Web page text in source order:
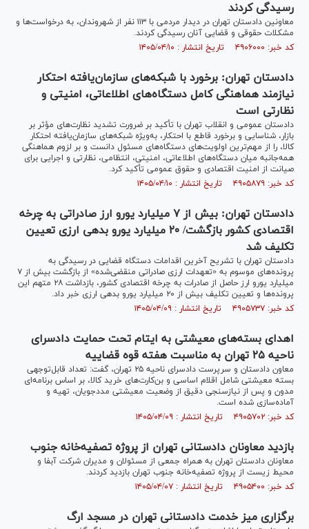
رسیدگی کردند
معاونین دادستان تهران در دیدار مردمی با ۱۱۳ نفر از شهروندان، به درخواست‌ها و
مشکلات حقوقی و قضایی آنان رسیدگی کردند.
کد خبر: ۴۹۰۶۰۰۰ تاریخ انتشار : ۱۴۰۵/۰۴/۱۰
دادستان تهران: برخورد با شبکه‌های سازمان‌یافته احتکار
نیازمند هماهنگی کامل دستگاه‌های اطلاعاتی، امنیتی و
نظارتی است
دادستان عمومی و انقلاب تهران با تأکید بر ضرورت تشدید نظارت‌های مؤثر بر
بازار، شناسایی و برخورد قاطع با احتکار، به‌ویژه شبکه‌های سازمان‌یافته احتکار
کالا، را از مهم‌ترین اولویت‌های دستگاه‌های مسئول دانست و بر لزوم هماهنگی
همه‌جانبه میان دستگاه‌های اطلاعاتی، امنیتی، انتظامی، نظارتی و اجرایی برای
صیانت از امنیت اقتصادی و حقوق عمومی تأکید کرد.
کد خبر: ۴۹۰۵۸۷۹ تاریخ انتشار : ۱۴۰۵/۰۴/۱۰
دادستان تهران: بیش از ۷ میلیارد یورو ارز صادراتی به چرخه
اقتصادی کشور بازگشت/ ۲۰ میلیارد یورو بدهی ارزی تعیین
تکلیف شد
دادستان تهران با تشریح آخرین اقدامات دستگاه قضایی در رسیدگی به
پرونده‌های موسوم به «تعهدات ارزی صادراتی منقضی‌شده» از بازگشت بیش از ۷
میلیارد یورو ارز حاصل از صادرات به چرخه اقتصادی کشور، بازداشت ۲۸ متهم این
پرونده‌ها و تعیین تکلیف بیش از ۲۰ میلیارد یورو بدهی ارزی خبر داد.
کد خبر: ۴۹۰۵۷۳۷ تاریخ انتشار : ۱۴۰۵/۰۴/۰۹
اهدای بسته‌های معیشتی به ایتام تحت حمایت دادسرای
ناحیه ۲۵ تهران به مناسبت هفته قوه قضاییه
معاون دادستان و سرپرست دادسرای ناحیه ۲۵ تهران، گفت: تعداد قابل‌توجهی
بسته معیشتی شامل اقلام اساسی و بن‌کارت‌های خرید کالا، بر اساس برنامه‌ای
مدون و پس از نیازسنجی دقیق از وضعیت معیشتی مددجویان، تهیه و
آماده‌سازی شده است.
کد خبر: ۴۹۰۵۷۰۲ تاریخ انتشار : ۱۴۰۵/۰۴/۰۹
بازدید معاونان دادستانی تهران از پروژه تصفیه‌خانه جنوب
معاونان دادستان تهران به همراه جمعی از مسئولان و مدیران شرکت آبفا و
محیط زیست از پروژه تصفیه‌خانه جنوب تهران بازدید کردند.
کد خبر: ۴۹۰۵۴۰۰ تاریخ انتشار : ۱۴۰۵/۰۴/۰۷
برگزاری میز خدمت دادستانی تهران در مسجد ارگ